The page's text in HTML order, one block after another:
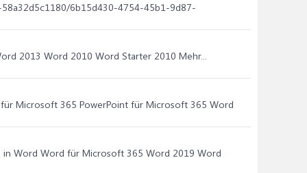
6b15d430-4754-45b1-9d87-
2013 Word 2010 Word Starter 2010 Mehr...
Microsoft 365 PowerPoint für Microsoft 365 Word
in Word Word für Microsoft 365 Word 2019 Word